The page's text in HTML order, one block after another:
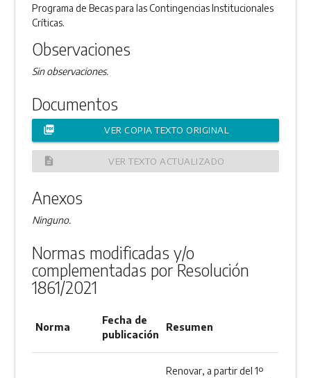
Programa de Becas para las Contingencias Institucionales
Críticas.
Observaciones
Sin observaciones.
Documentos
picture_as_pdf VER COPIA TEXTO ORIGINAL
description VER TEXTO ACTUALIZADO
Anexos
Ninguno.
Normas modificadas y/o
complementadas por Resolución
1861/2021
Norma
Fecha de
publicación
Resumen
Renovar, a partir del 1º